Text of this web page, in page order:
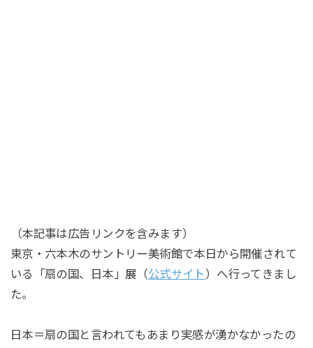
（本記事は広告リンクを含みます）
東京・六本木のサントリー美術館で本日から開催されて
いる「扇の国、日本」展（公式サイト ）へ行ってきまし
た。
日本＝扇の国と言われてもあまり実感が湧かなかったの